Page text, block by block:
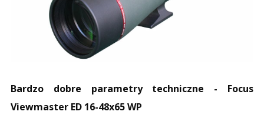
Bardzo dobre parametry techniczne - Focus
Viewmaster ED 16-48x65 WP